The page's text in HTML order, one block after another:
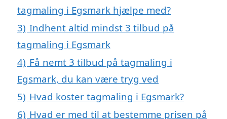
tagmaling i Egsmark hjælpe med?
3) Indhent altid mindst 3 tilbud på
tagmaling i Egsmark
4) Få nemt 3 tilbud på tagmaling i
Egsmark, du kan være tryg ved
5) Hvad koster tagmaling i Egsmark?
6) Hvad er med til at bestemme prisen på